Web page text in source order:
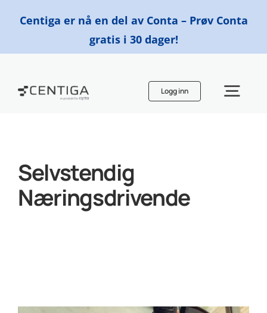
Centiga er nå en del av Conta – Prøv Conta
gratis i 30 dager!
Logg inn
Priser
Prøv gratis
Selvstendig
Næringsdrivende